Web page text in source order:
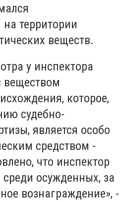
территории
веществ.
у инспектора
веществом
которое,
судебно-
является особо
средством -
что инспектор
среди осужденных, за
вознаграждение», -